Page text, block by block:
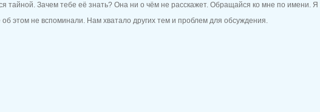
тайной. Зачем тебе её знать? Она ни о чём не расскажет. Обращайся ко мне по имени.
этом не вспоминали. Нам хватало других тем и проблем для обсуждения.